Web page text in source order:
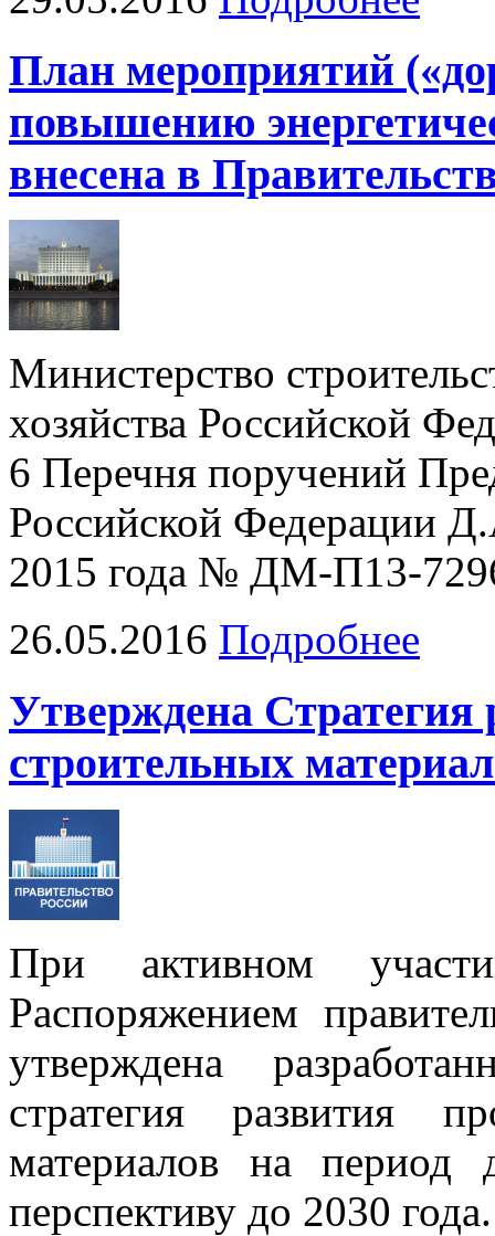
План мероприятий
повышению
внесена в
Министерство
хозяйства Российской
6 Перечня поручений
Российской Федерации
2015 года № ДМ-П13-
26.05.2016 Подробнее
Утверждена
строительных
При активном
Распоряжением
утверждена
стратегия развития
материалов на
перспективу до 2030 года.